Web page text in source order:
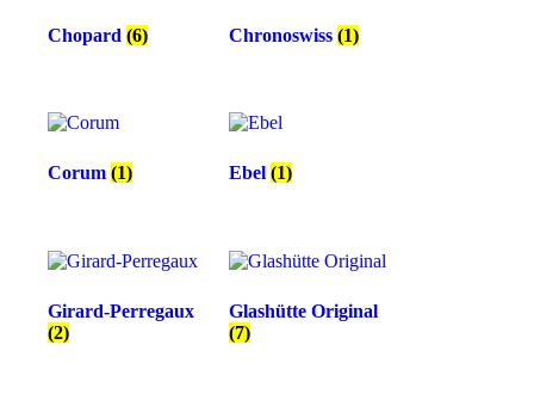
Chopard (6) Chronoswiss (1)
Corum (1) Ebel (1)
Girard-Perregaux
(2)
Glashütte Original
(7)